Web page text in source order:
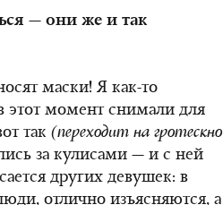
— они же и так
маски! Я как-то
момент снимали для
так (переходит на гротескно
за кулисами — и с ней
других девушек: в
отлично изъясняются, а